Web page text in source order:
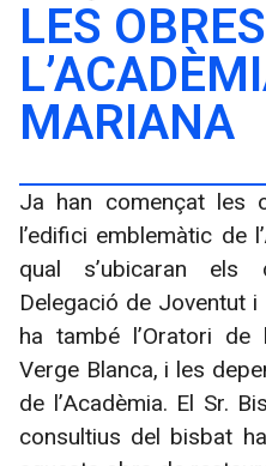
LES
MARIANA
Ja han començat les
l’edifici emblemàtic de
qual s’ubicaran
Delegació de Joventut i
ha també l’Oratori
Verge Blanca, i les
de l’Acadèmia. El Sr.
consultius del bisbat